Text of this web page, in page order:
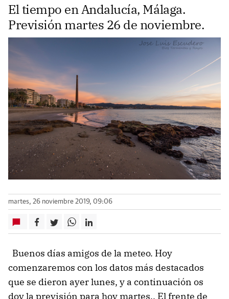
El tiempo en Andalucía, Málaga.
Previsión martes 26 de noviembre.
martes, 26 noviembre 2019, 09:06
Buenos días amigos de la meteo. Hoy
comenzaremos con los datos más destacados
que se dieron ayer lunes, y a continuación os
doy la previsión para hoy martes.. El frente de